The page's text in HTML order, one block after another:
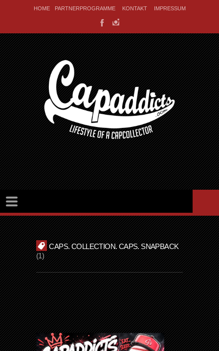
HOME PARTNERPROGRAMME KONTAKT IMPRESSUM
CAPS. COLLECTION. CAPS. SNAPBACK
1